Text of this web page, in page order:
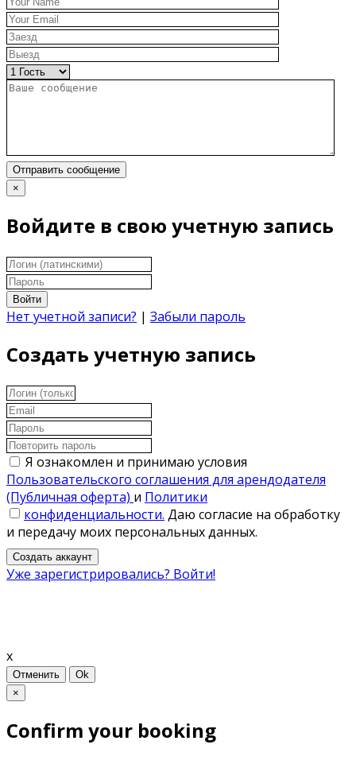
Отправить сообщение
×
Войдите в свою учетную запись
Войти
Нет учетной записи? | Забыли пароль
Создать учетную запись
Я ознакомлен и принимаю условия
Пользовательского соглашения для арендодателя
(Публичная оферта) и Политики
конфиденциальности. Даю согласие на обработку
и передачу моих персональных данных.
Создать аккаунт
Уже зарегистрировались? Войти!
x
Отменить
Ok
×
Confirm your booking